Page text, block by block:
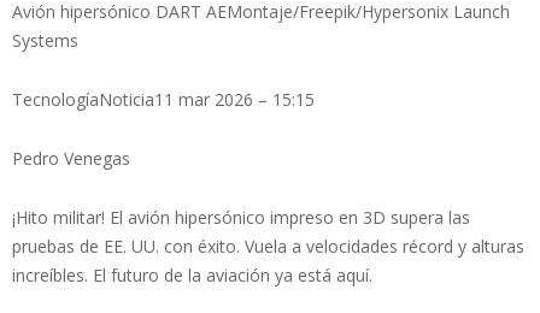
Avión hipersónico DART AEMontaje/Freepik/Hypersonix Launch
Systems
TecnologíaNoticia11 mar 2026 – 15:15
Pedro Venegas
¡Hito militar! El avión hipersónico impreso en 3D supera las
pruebas de EE. UU. con éxito. Vuela a velocidades récord y alturas
increíbles. El futuro de la aviación ya está aquí.